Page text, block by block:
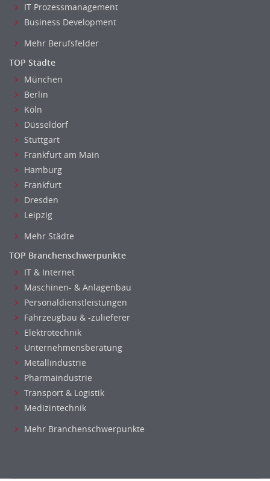
IT Prozessmanagement
Business Development
Mehr Berufsfelder
TOP Städte
München
Berlin
Köln
Düsseldorf
Stuttgart
Frankfurt am Main
Hamburg
Frankfurt
Dresden
Leipzig
Mehr Städte
TOP Branchenschwerpunkte
IT & Internet
Maschinen- & Anlagenbau
Personaldienstleistungen
Fahrzeugbau & -zulieferer
Elektrotechnik
Unternehmensberatung
Metallindustrie
Pharmaindustrie
Transport & Logistik
Medizintechnik
Mehr Branchenschwerpunkte